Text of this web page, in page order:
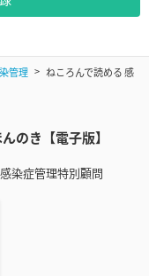
管理
ねころんで読める 感
のき【電子版】
染症管理特別顧問